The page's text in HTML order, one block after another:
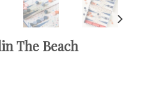
The Beach